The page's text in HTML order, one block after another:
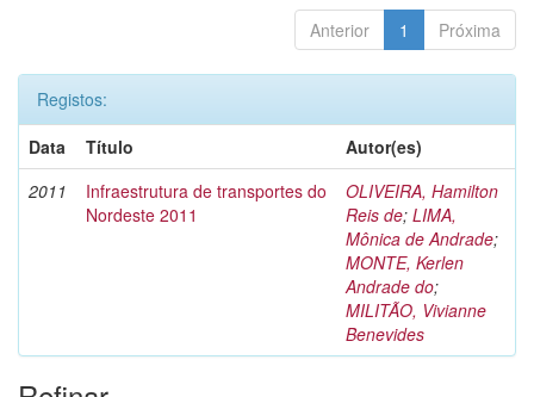
Anterior 1 Próxima
Registos:
Data
Título
Autor(es)
2011
Infraestrutura de transportes do
Nordeste 2011
OLIVEIRA, Hamilton
Reis de; LIMA,
Mônica de Andrade;
MONTE, Kerlen
Andrade do;
MILITÃO, Vivianne
Benevides